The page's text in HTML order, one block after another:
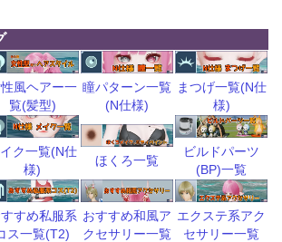
風ヘアー一
覧(髪型)
瞳パターン一覧
(N仕様)
まつげ一覧(N仕
様)
イク一覧(N仕
様)
ほくろ一覧
ビルドパーツ
(BP)一覧
すめ私服系
ス一覧(T2)
おすすめ和風ア
クセサリー一覧
エクステ系アク
セサリー一覧